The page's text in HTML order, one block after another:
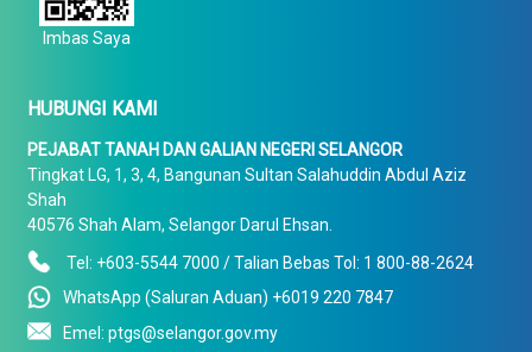
Imbas Saya
HUBUNGI KAMI
PEJABAT TANAH DAN GALIAN NEGERI SELANGOR
Tingkat LG, 1, 3, 4, Bangunan Sultan Salahuddin Abdul Aziz
Shah
40576 Shah Alam, Selangor Darul Ehsan.
Tel: +603-5544 7000 / Talian Bebas Tol: 1 800-88-2624
WhatsApp (Saluran Aduan) +6019 220 7847
Emel: ptgs@selangor.gov.my